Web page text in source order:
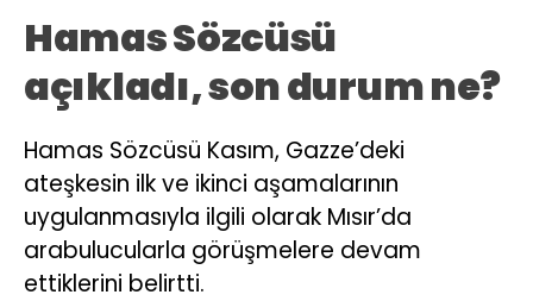
Hamas Sözcüsü
açıkladı, son durum ne?
Hamas Sözcüsü Kasım, Gazze’deki
ateşkesin ilk ve ikinci aşamalarının
uygulanmasıyla ilgili olarak Mısır’da
arabulucularla görüşmelere devam
ettiklerini belirtti.